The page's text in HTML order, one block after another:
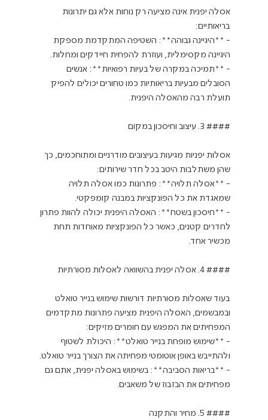
אסלה יפנית אינה מציעה רק נוחות אלא גם יתרונות
בריאותיים:
- **היגיינה גבוהה**: השטיפה המתקדמת מספקת
היגיינה מקסימלית, ועוזרת להפחית חיידקים ומחלות.
- **תמיכה במקרה של בעיות רפואיות**: אנשים
הסובלים מבעיות בריאותיות כמו טחורים יכולים להפיק
תועלת רבה מהאסלה היפנית.
#### 3. עיצוב וחיסכון במקום
אסלות יפניות מגיעות בעיצובים מודרניים ומתוחכמים, כך
שהן משתלבות היטב בכל חדר שירותים:
- **אסלה תלויה**: פתרונות כמו אסלה תלויה
שמאגדת את כל הפונקציות במבנה קומפקטי.
- **חיסכון בשטח**: האסלה היפנית יכולה להוות פתרון
לחדרים קטנים, כאשר כל הפונקציות מאוחדות תחת
מכשיר אחד.
#### 4. אסלה יפנית בהשוואה לאסלות מסורתיות
בעוד שאסלות מסורתיות דורשות שימוש בנייר טואלט
ובמבשמים, האסלה היפנית מציעה פתרונות מתקדמים
המפחיתים את המפגש עם חומרים מזיקים:
- **שימוש מופחת בנייר טואלט**: היכולת לשטוף
ולהתייבש באופן אוטומטי מפחיתה את הצורך בנייר טואלט.
- **בריאות הסביבה**: בשימוש באסלה יפנית, אתם גם
מפחיתים את הבזבוז של משאבים.
#### 5. מחיר והתקנה